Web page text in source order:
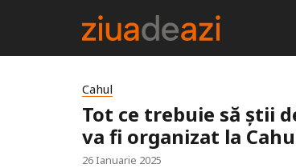
Cahul
Tot ce trebuie să știi
va fi organizat la
26 Ianuarie 2025